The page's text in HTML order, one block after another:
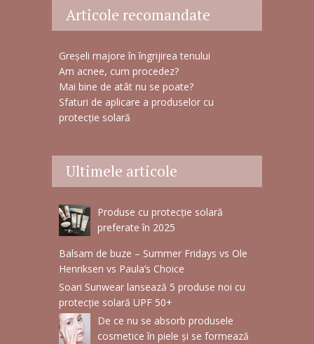
Articole recomandate
Greșeli majore în îngrijirea tenului
Am acnee, cum procedez?
Mai bine de atât nu se poate?
Sfaturi de aplicare a produselor cu
protecție solară
Ultimele articole
Produse cu protecție solară
preferate în 2025
Balsam de buze – Summer Fridays vs Ole
Henriksen vs Paula’s Choice
Soari Sunwear lansează 5 produse noi cu
protecție solară UPF 50+
De ce nu se absorb produsele
cosmetice în piele și se formează